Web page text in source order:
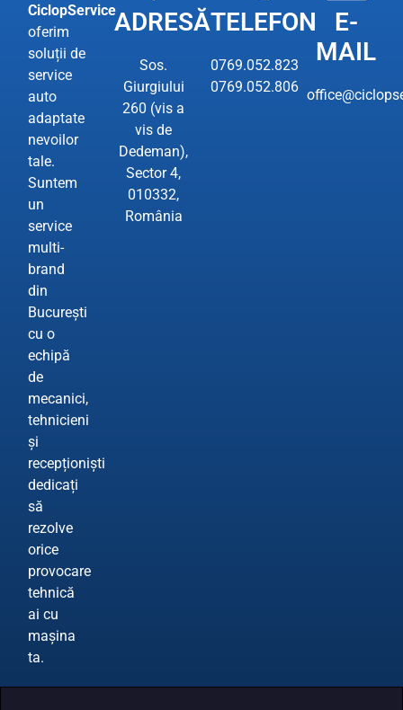
CiclopService
oferim
soluții de
service
auto
adaptate
nevoilor
tale.
Suntem
un
service
multi-
brand
din
București
cu o
echipă
de
mecanici,
tehnicieni
și
recepționiști
dedicați
să
rezolve
orice
provocare
tehnică
ai cu
mașina
ta.
ADRESĂ
Sos.
Giurgiului
260 (vis a
vis de
Dedeman),
Sector 4,
010332,
România
TELEFON
0769.052.823
0769.052.806
E-
MAIL